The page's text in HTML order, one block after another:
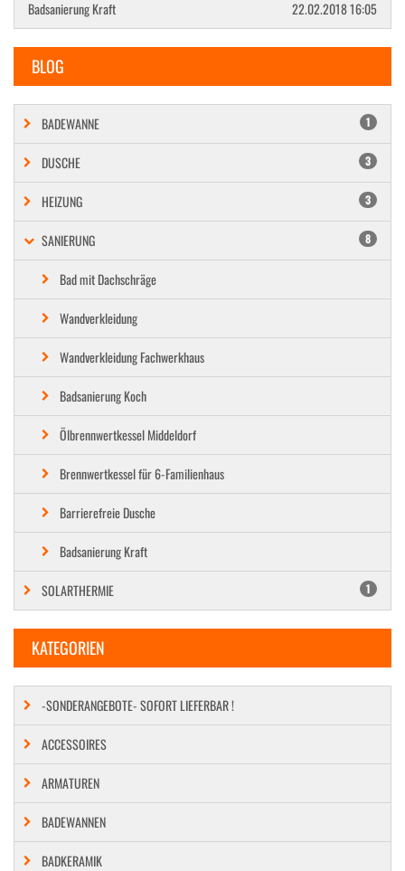
Badsanierung Kraft 22.02.2018 16:05
BLOG
BADEWANNE 1
DUSCHE 3
HEIZUNG 3
SANIERUNG 8
Bad mit Dachschräge
Wandverkleidung
Wandverkleidung Fachwerkhaus
Badsanierung Koch
Ölbrennwertkessel Middeldorf
Brennwertkessel für 6-Familienhaus
Barrierefreie Dusche
Badsanierung Kraft
SOLARTHERMIE 1
KATEGORIEN
-SONDERANGEBOTE- SOFORT LIEFERBAR !
ACCESSOIRES
ARMATUREN
BADEWANNEN
BADKERAMIK